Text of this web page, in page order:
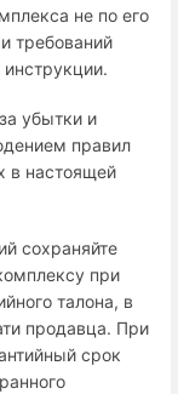
не по его
требований
убытки и
правил
в настоящей
сохраняйте
при
талона, в
продавца. При
срок